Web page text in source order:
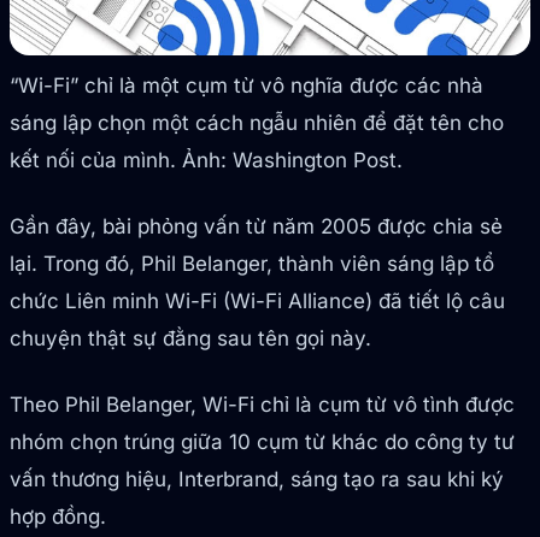
“Wi-Fi” chỉ là một cụm từ vô nghĩa được các nhà
sáng lập chọn một cách ngẫu nhiên để đặt tên cho
kết nối của mình. Ảnh: Washington Post.
Gần đây, bài phỏng vấn từ năm 2005 được chia sẻ
lại. Trong đó, Phil Belanger, thành viên sáng lập tổ
chức Liên minh Wi-Fi (Wi-Fi Alliance) đã tiết lộ câu
chuyện thật sự đằng sau tên gọi này.
Theo Phil Belanger, Wi-Fi chỉ là cụm từ vô tình được
nhóm chọn trúng giữa 10 cụm từ khác do công ty tư
vấn thương hiệu, Interbrand, sáng tạo ra sau khi ký
hợp đồng.